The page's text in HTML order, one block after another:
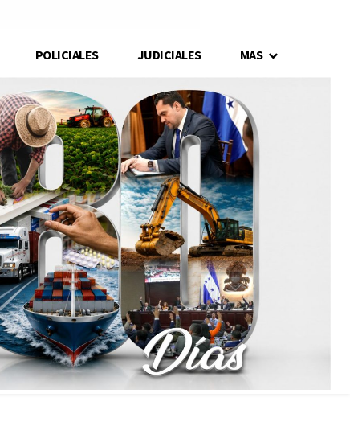
POLICIALES JUDICIALES MAS